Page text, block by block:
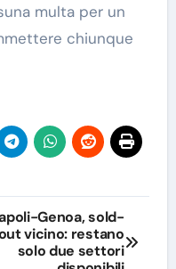
multa per un
chiunque
Genoa, sold-
vicino: restano
solo due settori